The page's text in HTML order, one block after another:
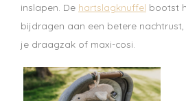
inslapen. De hartslagknuffel bootst
bijdragen aan een betere
je draagzak of maxi-cosi.